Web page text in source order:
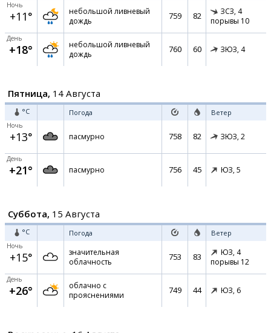
Ночь
+11°
небольшой ливневый
дождь
759 82 ЗСЗ, 4
порывы 10
День
+18°
небольшой ливневый
дождь
760 60 ЗЮЗ, 4
Пятница, 14 Августа
°C Погода Ветер
Ночь
+13° пасмурно 758 82 ЗЮЗ, 2
День
+21° пасмурно 756 45 ЮЗ, 5
Суббота, 15 Августа
°C Погода Ветер
Ночь
+15°
значительная
облачность
753 83 ЮЗ, 4
порывы 12
День
+26°
облачно с
прояснениями
749 44 ЮЗ, 6